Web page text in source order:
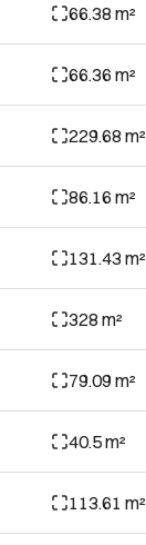
66.38 m²
66.36 m²
229.68 m²
86.16 m²
131.43 m²
328 m²
79.09 m²
40.5 m²
113.61 m²